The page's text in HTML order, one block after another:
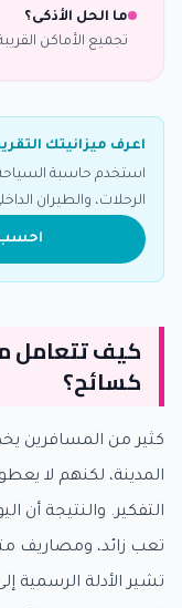
ما الحل الأذكى؟
تجميع الأماكن
اعرف ميزانيتك
استخدم حاسبة
الرحلات، والطيران
احسب
كيف تتعامل
كسائح؟
كثير من المسافرين
المدينة، لكنهم لا
التفكير. والنتيجة
تعب زائد، ومصاريف
تشير الأدلة الرسمية